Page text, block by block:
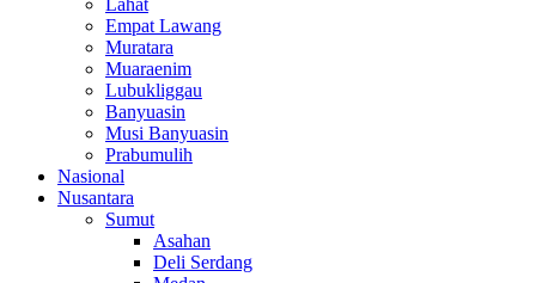
Lahat
Empat Lawang
Muratara
Muaraenim
Lubukliggau
Banyuasin
Musi Banyuasin
Prabumulih
Nasional
Nusantara
Sumut
Asahan
Deli Serdang